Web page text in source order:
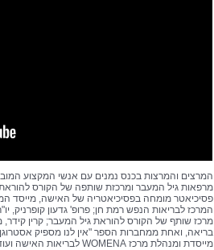
המרצים והמרצות בכנס נמנים עם אנשי המקצוע
מרפאות גיל המעבר ומרכזת שותפה של הקורס
פסיכיאטר מומחה בפסיכיאטריה של האישה, מייסד
המרכז לבריאות הנפש רמת חן; פרופ' גדעון קופרניק,
מרכז שותף של הקורס להוראת גיל המעבר; קרין
בריאה, ואחת ממחברות הספר "אין לנו מספיק אסטרוגן
מייסדת ומנהלת מרכז WOMENA לבריאות האישה ועוד.